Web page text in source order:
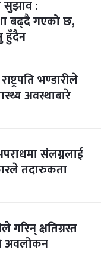
सुझाव :
बढ्दै गएको छ,
हुँदैन
भण्डारीले
अवस्थाबारे
संलग्नलाई
तदारुकता
गरिन् क्षतिग्रस्त
अवलोकन